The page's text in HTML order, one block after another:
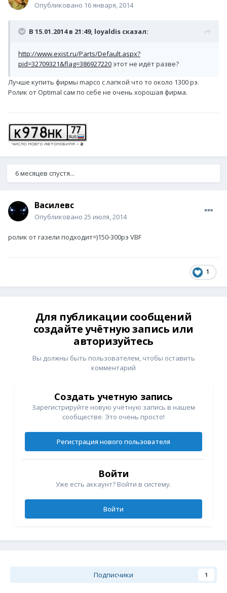
Опубликовано 16 января, 2014
В 15.01.2014 в 21:49, loyaldis сказал:
http://www.exist.ru/Parts/Default.aspx?
pid=32709321&flag=386927220 этот не идёт разве?
Лучше купить фирмы mapco с лапкой что то около 1300 рэ.
Ролик от Optimal сам по себе не очень хорошая фирма.
6 месяцев спустя...
Василевс
Опубликовано 25 июля, 2014
ролик от газели подходит=)150-300рэ VBF
1
Для публикации сообщений
создайте учётную запись или
авторизуйтесь
Вы должны быть пользователем, чтобы оставить
комментарий
Создать учетную запись
Зарегистрируйте новую учётную запись в нашем
сообществе. Это очень просто!
Регистрация нового пользователя
Войти
Уже есть аккаунт? Войти в систему.
Войти
Подписчики 1